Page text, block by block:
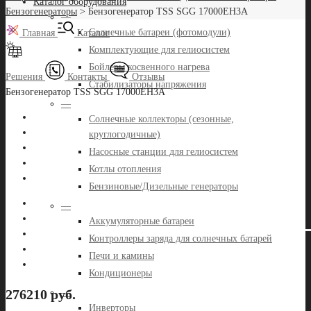
—
Солнечные батареи (фотомодули)
Комплектующие для гелиосистем
Бойлеры косвенного нагрева
Стабилизаторы напряжения
—
Солнечные коллекторы (сезонные,
круглогодичные)
Насосные станции для гелиосистем
Котлы отопления
Бензиновые/Дизельные генераторы
—
Аккумуляторные батареи
Контроллеры заряда для солнечных батарей
Печи и камины
Кондиционеры
—
Инверторы
Бензогенераторы > Бензогенератор TSS SGG 17000EH3A
Главная Каталог
Решения Контакты
Отзывы
Бензогенератор TSS SGG 17000EH3A
276210 руб.